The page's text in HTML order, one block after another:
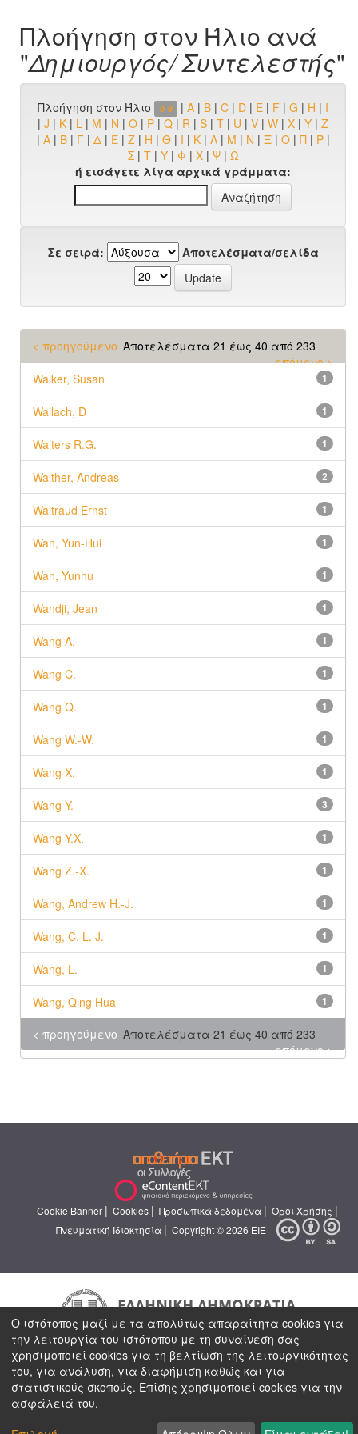
Πλοήγηση στον Ήλιο ανά
"Δημιουργός/ Συντελεστής"
Πλοήγηση στον Ήλιο 0-9 | A | B | C | D | E | F | G | H | I
| J | K | L | M | N | O | P | Q | R | S | T | U | V | W | X | Y | Z
| Α | Β | Γ | Δ | Ε | Ζ | Η | Θ | Ι | Κ | Λ | Μ | Ν | Ξ | Ο | Π | Ρ |
Σ | Τ | Υ | Φ | Χ | Ψ | Ω
ή εισάγετε λίγα αρχικά γράμματα:
Σε σειρά: Αποτελέσματα/σελίδα
Αποτελέσματα 21 έως 40 από 233
< προηγούμενο
επόμενο >
Walker, Susan
1
Wallach, D 1
Walters R.G. 1
Walther, Andreas 2
Waltraud Ernst 1
Wan, Yun-Hui 1
Wan, Yunhu 1
Wandji, Jean 1
Wang A. 1
Wang C. 1
Wang Q. 1
Wang W.-W. 1
Wang X. 1
Wang Y. 3
Wang Y.X. 1
Wang Z.-X. 1
Wang, Andrew H.‐J. 1
Wang, C. L. J. 1
Wang, L. 1
Wang, Qing Hua 1
Αποτελέσματα 21 έως 40 από 233
< προηγούμενο
επόμενο >
Cookie Banner | Cookies | Προσωπικά δεδομένα | Όροι Χρήσης |
Πνευματική Ιδιοκτησία | Copyright © 2026 ΕΙΕ
Ο ιστότοπος μαζί με τα απολύτως απαραίτητα cookies για
την λειτουργία του ιστότοπου με τη συναίνεση σας
χρησιμοποιεί cookies για τη βελτίωση της λειτουργικότητας
του, για ανάλυση, για διαφήμιση καθώς και για
στατιστικούς σκοπούς. Επίσης χρησιμοποιεί cookies για την
ασφάλειά του.